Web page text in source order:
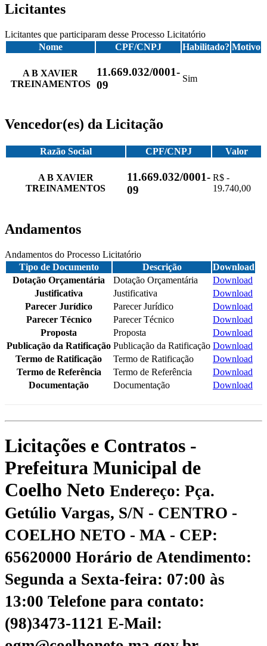
Licitantes
Licitantes que participaram desse Processo Licitatório
Nome
CPF/CNPJ Habilitado? Motivo
A B XAVIER
TREINAMENTOS
11.669.032/0001-
09
Sim
Vencedor(es) da Licitação
Razão Social CPF/CNPJ Valor
A B XAVIER
TREINAMENTOS
11.669.032/0001-
09
R$ -
19.740,00
Andamentos
Andamentos do Processo Licitatório
Tipo de Documento
Descrição
Download
Dotação Orçamentária
Dotação Orçamentária
Download
Justificativa
Justificativa
Download
Parecer Jurídico
Parecer Jurídico
Download
Parecer Técnico
Parecer Técnico
Download
Proposta
Proposta
Download
Publicação da Ratificação Publicação da Ratificação Download
Termo de Ratificação
Termo de Ratificação
Download
Termo de Referência
Termo de Referência
Download
Documentação
Documentação Download
Licitações e Contratos -
Prefeitura Municipal de
Coelho Neto Endereço: Pça.
Getúlio Vargas, S/N - CENTRO -
COELHO NETO - MA - CEP:
65620000 Horário de Atendimento:
Segunda a Sexta-feira: 07:00 às
13:00 Telefone para contato:
(98)3473-1121 E-Mail: